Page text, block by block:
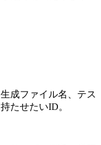
成ファイル名、テス
たせたいID。